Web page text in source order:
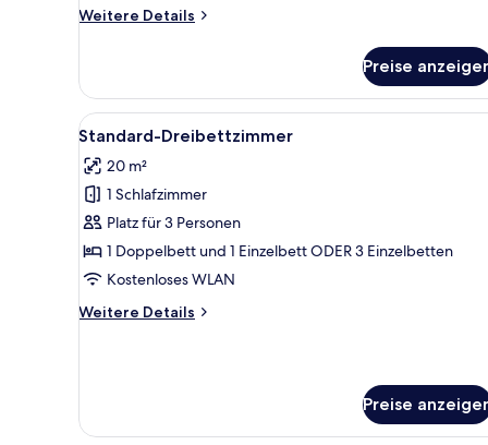
Weitere Details
Weitere
Doppel-
oder
-
Preise
Alle
Fotos
für
Standard-
Dreibettzimmer
anzeigen
Ein Hotelzimmer mit
9
Standard-Dreibettzimmer
20 m²
1 Schlafzimmer
Platz für 3 Personen
1 Doppelbett und 1 Einzelbett ODER 3 Einzelbetten
Kostenloses WLAN
Weitere Details
Weitere
Preise